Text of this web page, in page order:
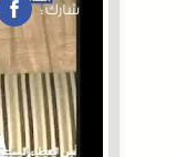
شارك :